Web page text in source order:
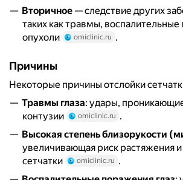
Вторичное — следствие других
таких как травмы, воспалительные
опухоли
omiclinic.ru .
Причины
Некоторые причины отслойки
Травмы глаза: удары,
контузии
omiclinic.ru .
Высокая степень близорукости
увеличивающая риск растяжения
сетчатки
omiclinic.ru .